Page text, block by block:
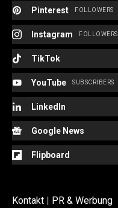
Pinterest FOLLOWERS
Instagram FOLLOWERS
TikTok
YouTube SUBSCRIBERS
LinkedIn
Google News
Flipboard
Kontakt PR & Werbung